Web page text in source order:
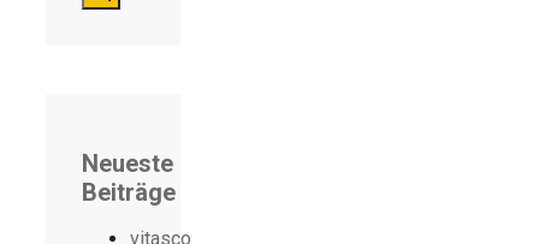
Neueste
Beiträge
vitasco